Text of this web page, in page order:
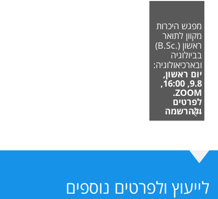
מפגש היכרות
מקוון לתואר
ראשון (.B.Sc)
בביולוגיה
ובארכיאולוגיה:
יום ראשון,
9.8, 16:00,
ZOOM.
לפרטים
ולהרשמה
לייעוץ ולפרטים נוספים